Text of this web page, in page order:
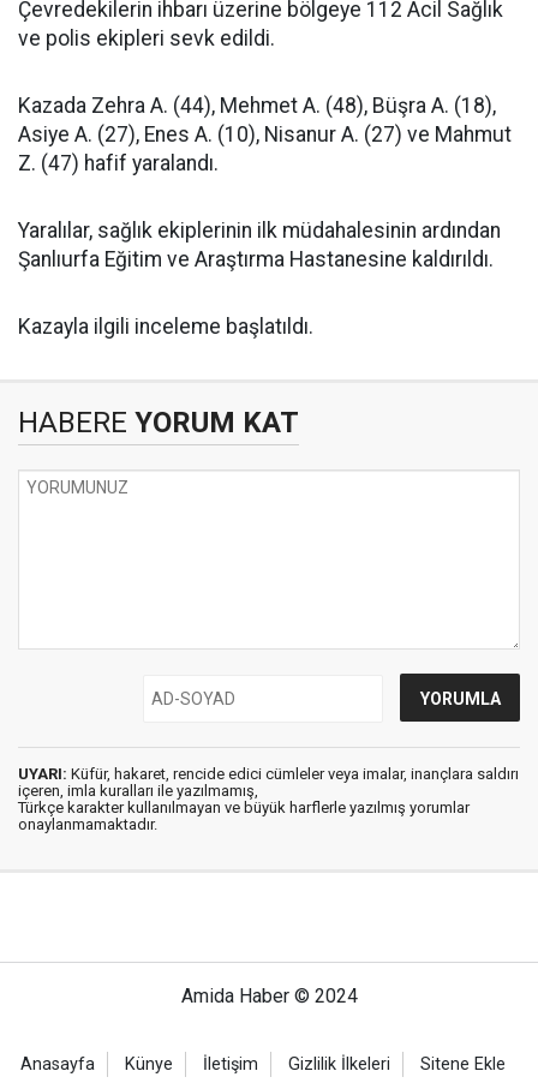
Çevredekilerin ihbarı üzerine bölgeye 112 Acil Sağlık
ve polis ekipleri sevk edildi.
Kazada Zehra A. (44), Mehmet A. (48), Büşra A. (18),
Asiye A. (27), Enes A. (10), Nisanur A. (27) ve Mahmut
Z. (47) hafif yaralandı.
Yaralılar, sağlık ekiplerinin ilk müdahalesinin ardından
Şanlıurfa Eğitim ve Araştırma Hastanesine kaldırıldı.
Kazayla ilgili inceleme başlatıldı.
HABERE YORUM KAT
UYARI: Küfür, hakaret, rencide edici cümleler veya imalar, inançlara saldırı
içeren, imla kuralları ile yazılmamış,
Türkçe karakter kullanılmayan ve büyük harflerle yazılmış yorumlar
onaylanmamaktadır.
Amida Haber © 2024
Anasayfa Künye İletişim Gizlilik İlkeleri Sitene Ekle